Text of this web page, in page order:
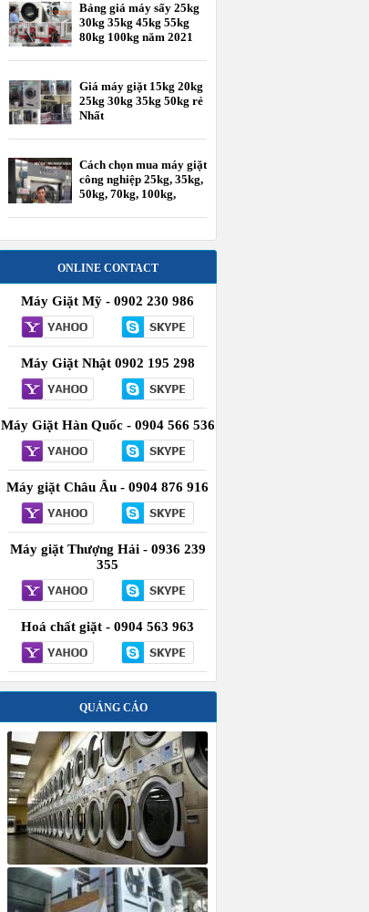
Bảng giá máy sấy 25kg
30kg 35kg 45kg 55kg
80kg 100kg năm 2021
Giá máy giặt 15kg 20kg
25kg 30kg 35kg 50kg rẻ
Nhất
Cách chọn mua máy giặt
công nghiệp 25kg, 35kg,
50kg, 70kg, 100kg,
ONLINE CONTACT
Máy Giặt Mỹ - 0902 230 986
Máy Giặt Nhật 0902 195 298
Máy Giặt Hàn Quốc - 0904 566 536
Máy giặt Châu Âu - 0904 876 916
Máy giặt Thượng Hải - 0936 239
355
Hoá chất giặt - 0904 563 963
QUẢNG CÁO